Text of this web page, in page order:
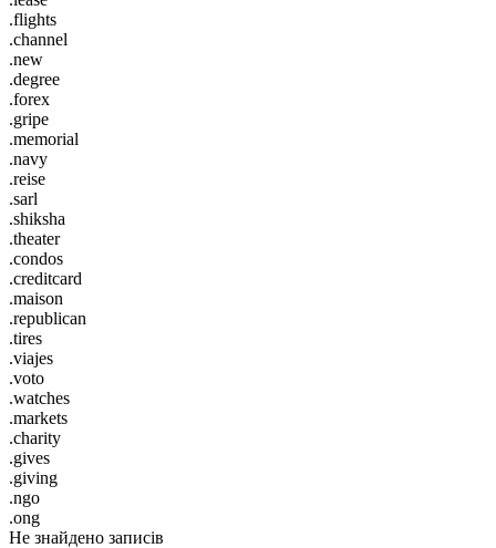
.flights
.channel
.new
.degree
.forex
.gripe
.memorial
.navy
.reise
.sarl
.shiksha
.theater
.condos
.creditcard
.maison
.republican
.tires
.viajes
.voto
.watches
.markets
.charity
.gives
.giving
.ngo
.ong
Не знайдено записів